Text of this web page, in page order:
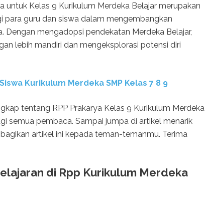
untuk Kelas 9 Kurikulum Merdeka Belajar merupakan
para guru dan siswa dalam mengembangkan
Dengan mengadopsi pendekatan Merdeka Belajar,
lebih mandiri dan mengeksplorasi potensi diri
Kurikulum Merdeka SMP Kelas 7 8 9
tentang RPP Prakarya Kelas 9 Kurikulum Merdeka
semua pembaca. Sampai jumpa di artikel menarik
artikel ini kepada teman-temanmu. Terima
di Rpp Kurikulum Merdeka